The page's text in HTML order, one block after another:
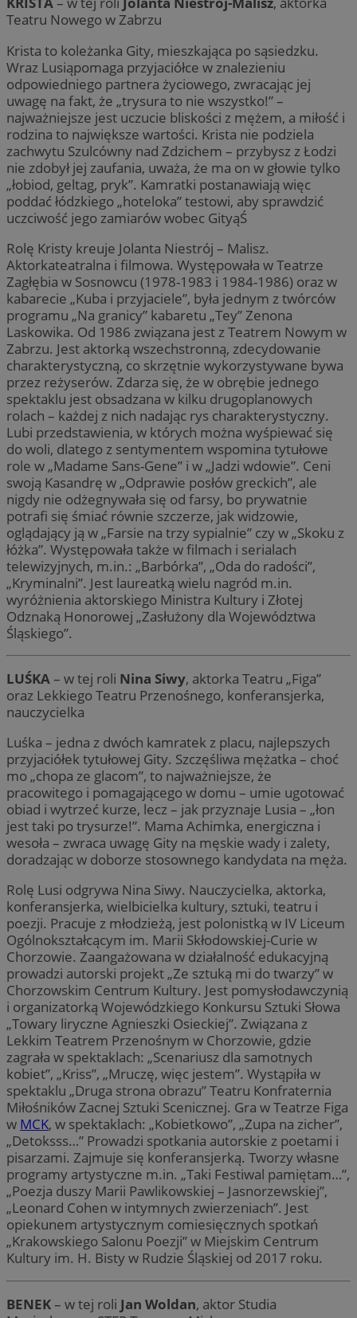
Teatru Nowego w Zabrzu
Krista to koleżanka Gity, mieszkająca po sąsiedzku.
Wraz Lusiąpomaga przyjaciółce w znalezieniu
odpowiedniego partnera życiowego, zwracając jej
uwagę na fakt, że „trysura to nie wszystko!” –
najważniejsze jest uczucie bliskości z mężem, a miłość i
rodzina to największe wartości. Krista nie podziela
zachwytu Szulcówny nad Zdzichem – przybysz z Łodzi
nie zdobył jej zaufania, uważa, że ma on w głowie tylko
„łobiod, geltag, pryk”. Kamratki postanawiają więc
poddać łódzkiego „hoteloka” testowi, aby sprawdzić
uczciwość jego zamiarów wobec GityąŚ
Rolę Kristy kreuje Jolanta Niestrój – Malisz.
Aktorkateatralna i filmowa. Występowała w Teatrze
Zagłębia w Sosnowcu (1978-1983 i 1984-1986) oraz w
kabarecie „Kuba i przyjaciele”, była jednym z twórców
programu „Na granicy” kabaretu „Tey” Zenona
Laskowika. Od 1986 związana jest z Teatrem Nowym w
Zabrzu. Jest aktorką wszechstronną, zdecydowanie
charakterystyczną, co skrzętnie wykorzystywane bywa
przez reżyserów. Zdarza się, że w obrębie jednego
spektaklu jest obsadzana w kilku drugoplanowych
rolach – każdej z nich nadając rys charakterystyczny.
Lubi przedstawienia, w których można wyśpiewać się
do woli, dlatego z sentymentem wspomina tytułowe
role w „Madame Sans-Gene” i w „Jadzi wdowie”. Ceni
swoją Kasandrę w „Odprawie posłów greckich”, ale
nigdy nie odżegnywała się od farsy, bo prywatnie
potrafi się śmiać równie szczerze, jak widzowie,
oglądający ją w „Farsie na trzy sypialnie” czy w „Skoku z
łóżka”. Występowała także w filmach i serialach
telewizyjnych, m.in.: „Barbórka”, „Oda do radości”,
„Kryminalni”. Jest laureatką wielu nagród m.in.
wyróżnienia aktorskiego Ministra Kultury i Złotej
Odznaką Honorowej „Zasłużony dla Województwa
Śląskiego”.
LUŚKA– w tej roli Nina Siwy, aktorka Teatru „Figa”
oraz Lekkiego Teatru Przenośnego, konferansjerka,
nauczycielka
Luśka – jedna z dwóch kamratek z placu, najlepszych
przyjaciółek tytułowej Gity. Szczęśliwa mężatka – choć
mo „chopa ze glacom”, to najważniejsze, że
pracowitego i pomagającego w domu – umie ugotować
obiad i wytrzeć kurze, lecz – jak przyznaje Lusia – „łon
jest taki po trysurze!”. Mama Achimka, energiczna i
wesoła – zwraca uwagę Gity na męskie wady i zalety,
doradzając w doborze stosownego kandydata na męża.
Rolę Lusi odgrywa Nina Siwy. Nauczycielka, aktorka,
konferansjerka, wielbicielka kultury, sztuki, teatru i
poezji. Pracuje z młodzieżą, jest polonistką w IV Liceum
Ogólnokształcącym im. Marii Skłodowskiej-Curie w
Chorzowie. Zaangażowana w działalność edukacyjną
prowadzi autorski projekt „Ze sztuką mi do twarzy” w
Chorzowskim Centrum Kultury. Jest pomysłodawczynią
i organizatorką Wojewódzkiego Konkursu Sztuki Słowa
„Towary liryczne Agnieszki Osieckiej”. Związana z
Lekkim Teatrem Przenośnym w Chorzowie, gdzie
zagrała w spektaklach: „Scenariusz dla samotnych
kobiet”, „Kriss”, „Mruczę, więc jestem”. Wystąpiła w
spektaklu „Druga strona obrazu” Teatru Konfraternia
Miłośników Zacnej Sztuki Scenicznej. Gra w Teatrze Figa
w MCK, w spektaklach: „Kobietkowo”, „Zupa na zicher”,
„Detoksss…” Prowadzi spotkania autorskie z poetami i
pisarzami. Zajmuje się konferansjerką. Tworzy własne
programy artystyczne m.in. „Taki Festiwal pamiętam…”,
„Poezja duszy Marii Pawlikowskiej – Jasnorzewskiej”,
„Leonard Cohen w intymnych zwierzeniach”. Jest
opiekunem artystycznym comiesięcznych spotkań
„Krakowskiego Salonu Poezji” w Miejskim Centrum
Kultury im. H. Bisty w Rudzie Śląskiej od 2017 roku.
BENEK– w tej roli Jan Woldan, aktor Studia